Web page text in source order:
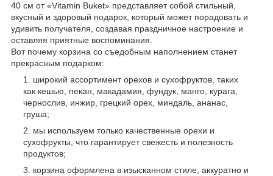
40 см от «Vitamin Buket» представляет собой стильный,
вкусный и здоровый подарок, который может порадовать и
удивить получателя, создавая праздничное настроение и
оставляя приятные воспоминания.
Вот почему корзина со съедобным наполнением станет
прекрасным подарком:
широкий ассортимент орехов и сухофруктов, таких
как кешью, пекан, макадамия, фундук, манго, курага,
чернослив, инжир, грецкий орех, миндаль, ананас,
груша;
мы используем только качественные орехи и
сухофрукты, что гарантирует свежесть и полезность
продуктов;
корзина оформлена в изысканном стиле, аккуратно и